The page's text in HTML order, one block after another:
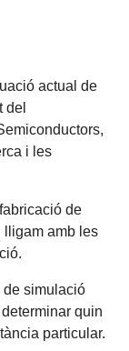
actual de
del
i les
de
lligam amb les
simulació
quin
particular.